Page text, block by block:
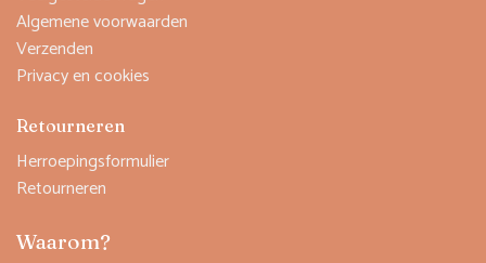
Algemene voorwaarden
Verzenden
Privacy en cookies
Retourneren
Herroepingsformulier
Retourneren
Waarom?